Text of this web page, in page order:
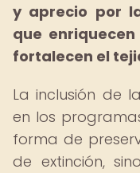
y aprecio por
que
fortalecen el
La inclusión de
en los
forma de
de extinción,